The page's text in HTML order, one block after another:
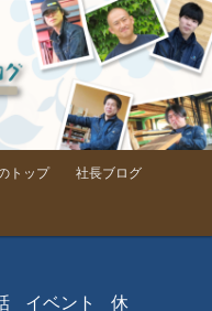
トップ 社長ブログ
イベント
休